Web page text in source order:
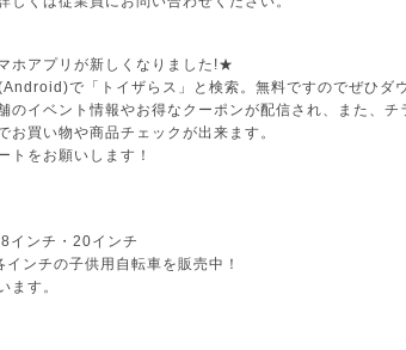
ホアプリが新しくなりました!★
で「トイザらス」と検索。無料ですのでぜひダウ
のイベント情報やお得なクーポンが配信され、また、チ
買い物や商品チェックが出来ます。
トをお願いします！
インチ・20インチ
ンチの子供用自転車を販売中！
ます。